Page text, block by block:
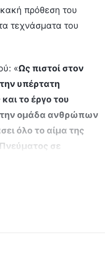
πρόθεση του
τεχνάσματα του
«Ως πιστοί στον
υπέρτατη
το έργο του
την ομάδα ανθρώπων
όλο το αίμα της
σε
του Θεού
για δεύτερη φορά,